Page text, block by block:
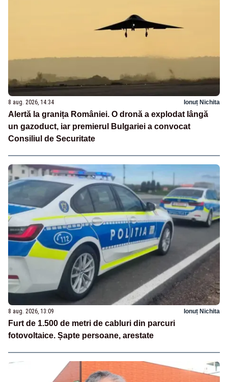
8 aug. 2026, 14:34 Ionuț Nichita
Alertă la granița României. O dronă a explodat lângă
un gazoduct, iar premierul Bulgariei a convocat
Consiliul de Securitate
8 aug. 2026, 13:09 Ionuț Nichita
Furt de 1.500 de metri de cabluri din parcuri
fotovoltaice. Șapte persoane, arestate